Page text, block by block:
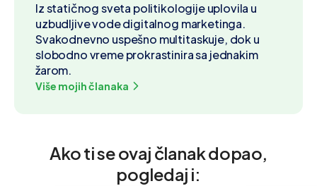
Iz statičnog sveta politikologije uplovila u
uzbudljive vode digitalnog marketinga.
Svakodnevno uspešno multitaskuje, dok u
slobodno vreme prokrastinira sa jednakim
žarom.
Više mojih članaka
Ako ti se ovaj članak dopao,
pogledaj i: